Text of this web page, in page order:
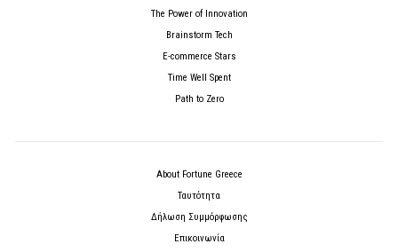
The Power of Innovation
Brainstorm Tech
E-commerce Stars
Time Well Spent
Path to Zero
About Fortune Greece
Ταυτότητα
Δήλωση Συμμόρφωσης
Επικοινωνία